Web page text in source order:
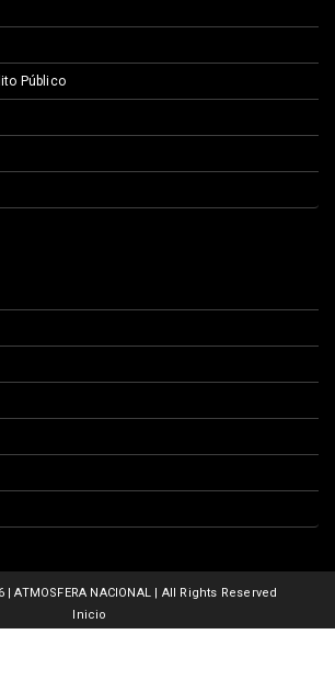
Público
| ATMOSFERA NACIONAL | All Rights Reserved
Inicio